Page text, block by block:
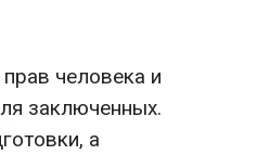
человека и
заключенных.
а